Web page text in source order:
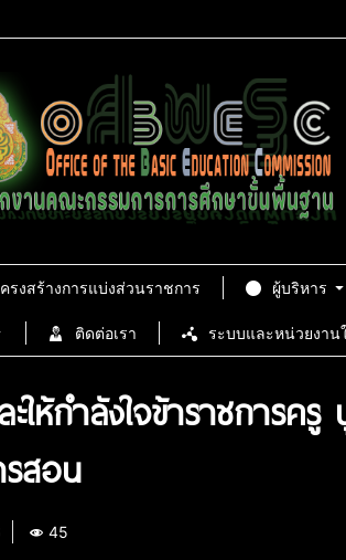
รงสร้างการแบ่งส่วนราชการ ผู้บริหาร
ติดต่อเรา ระบบและหน่วยงาน
ให้กำลังใจข้าราชการค
รสอน
45